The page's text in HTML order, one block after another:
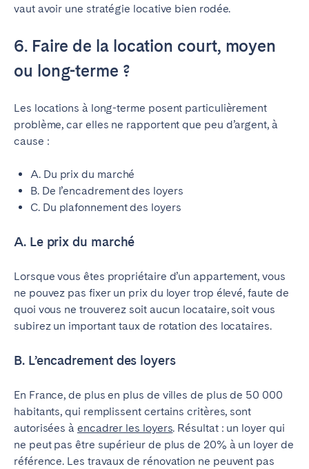
vaut avoir une stratégie locative bien rodée.
6. Faire de la location court, moyen
ou long-terme ?
Les locations à long-terme posent particulièrement
problème, car elles ne rapportent que peu d’argent, à
cause :
A. Du prix du marché
B. De l’encadrement des loyers
C. Du plafonnement des loyers
A. Le prix du marché
Lorsque vous êtes propriétaire d’un appartement, vous
ne pouvez pas fixer un prix du loyer trop élevé, faute de
quoi vous ne trouverez soit aucun locataire, soit vous
subirez un important taux de rotation des locataires.
B. L’encadrement des loyers
En France, de plus en plus de villes de plus de 50 000
habitants, qui remplissent certains critères, sont
autorisées à encadrer les loyers. Résultat : un loyer qui
ne peut pas être supérieur de plus de 20% à un loyer de
référence. Les travaux de rénovation ne peuvent pas